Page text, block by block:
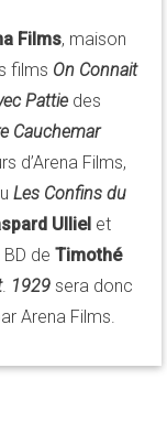
Films, maison
films On Connait
Pattie des
Cauchemar
d’Arena Films,
Les Confins du
Ulliel et
de Timothé
. 1929 sera donc
Arena Films.